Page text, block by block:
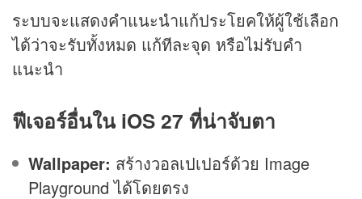
ระบบจะแสดงคำแนะนำแก้ประโยคให้ผู้ใช้เลือก
ได้ว่าจะรับทั้งหมด แก้ทีละจุด หรือไม่รับคำ
แนะนำ
ฟีเจอร์อื่นใน iOS 27 ที่น่าจับตา
Wallpaper: สร้างวอลเปเปอร์ด้วย Image
Playground ได้โดยตรง